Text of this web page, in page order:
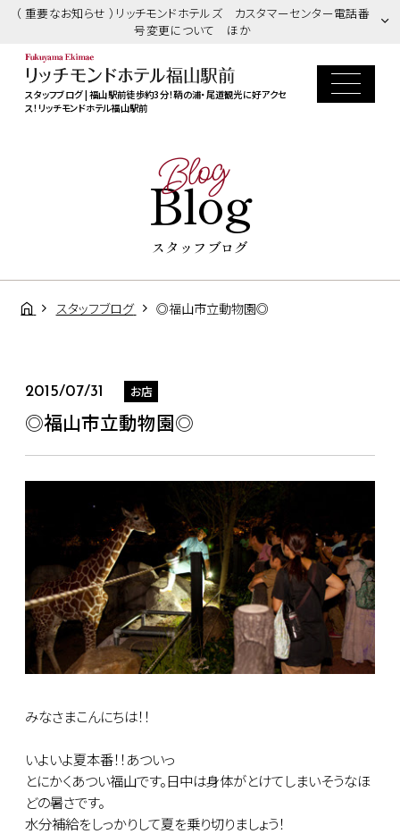
（ 重要なお知らせ ）リッチモンドホテルズ カスタマーセンター電話番
号変更について ほか
スタッフブログ | 福山駅前徒歩約3分！鞆の浦・尾道観光に好アクセ
ス！リッチモンドホテル福山駅前
Blog
Blog
スタッフブログ
スタッフブログ ◎福山市立動物園◎
2015/07/31 お店
◎福山市立動物園◎
みなさまこんにちは！！
いよいよ夏本番！！あついっ
とにかくあつい福山です。日中は身体がとけてしまいそうなほ
どの暑さです。
水分補給をしっかりして夏を乗り切りましょう！